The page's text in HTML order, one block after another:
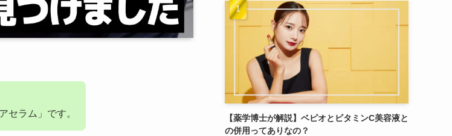
セラム」です。
【薬学博士が解説】ベピオとビタミンC美容液と
の併用ってありなの？